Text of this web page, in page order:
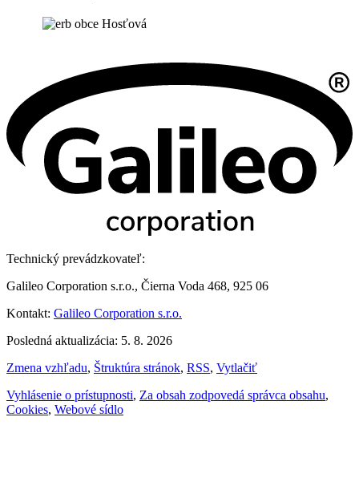
Technický prevádzkovateľ:
Galileo Corporation s.r.o., Čierna Voda 468, 925 06
Kontakt: Galileo Corporation s.r.o.
Posledná aktualizácia: 5. 8. 2026
Zmena vzhľadu, Štruktúra stránok, RSS, Vytlačiť
Vyhlásenie o prístupnosti, Za obsah zodpovedá správca obsahu,
Cookies, Webové sídlo